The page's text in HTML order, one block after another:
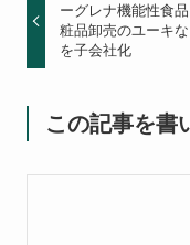
ーグレナ機能性食
粧品卸売のユーキ
を子会社化
この記事を書